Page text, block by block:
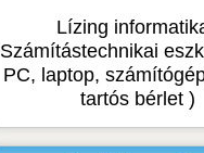
Lízing
Számítástechnikai
PC, laptop,
tartós bérlet )